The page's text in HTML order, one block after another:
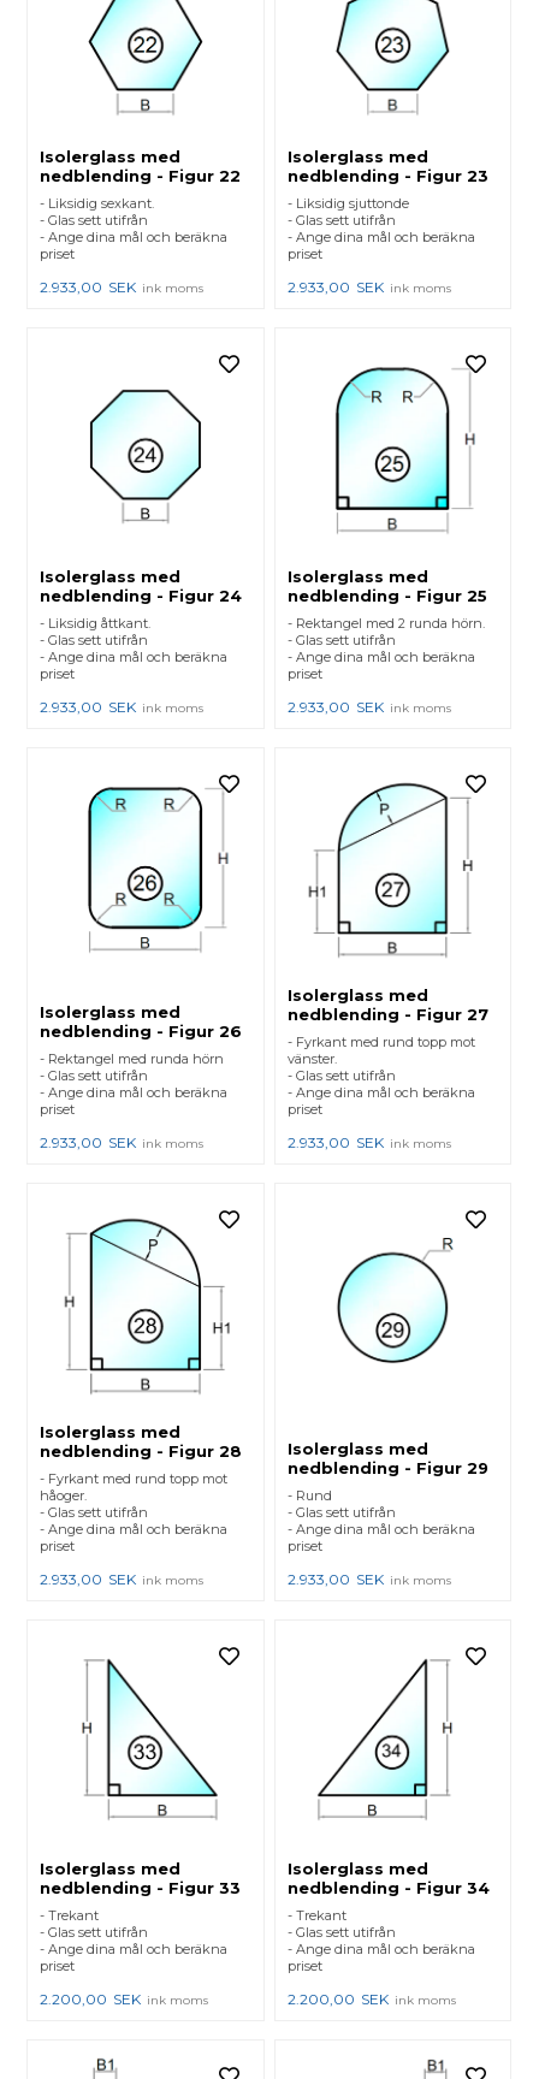
Isolerglass med
nedblending - Figur 22
- Liksidig sexkant.
- Glas sett utifrån
- Ange dina mål och beräkna
priset
2.933,00 SEK ink moms
Isolerglass med
nedblending - Figur 23
- Liksidig sjuttonde
- Glas sett utifrån
- Ange dina mål och beräkna
priset
2.933,00 SEK ink moms
Isolerglass med
nedblending - Figur 24
- Liksidig åttkant.
- Glas sett utifrån
- Ange dina mål och beräkna
priset
2.933,00 SEK ink moms
Isolerglass med
nedblending - Figur 25
- Rektangel med 2 runda hörn.
- Glas sett utifrån
- Ange dina mål och beräkna
priset
2.933,00 SEK ink moms
Isolerglass med
nedblending - Figur 26
- Rektangel med runda hörn
- Glas sett utifrån
- Ange dina mål och beräkna
priset
2.933,00 SEK ink moms
Isolerglass med
nedblending - Figur 27
- Fyrkant med rund topp mot
vänster.
- Glas sett utifrån
- Ange dina mål och beräkna
priset
2.933,00 SEK ink moms
Isolerglass med
nedblending - Figur 28
- Fyrkant med rund topp mot
håoger.
- Glas sett utifrån
- Ange dina mål och beräkna
priset
2.933,00 SEK ink moms
Isolerglass med
nedblending - Figur 29
- Rund
- Glas sett utifrån
- Ange dina mål och beräkna
priset
2.933,00 SEK ink moms
Isolerglass med
nedblending - Figur 33
- Trekant
- Glas sett utifrån
- Ange dina mål och beräkna
priset
2.200,00 SEK ink moms
Isolerglass med
nedblending - Figur 34
- Trekant
- Glas sett utifrån
- Ange dina mål och beräkna
priset
2.200,00 SEK ink moms